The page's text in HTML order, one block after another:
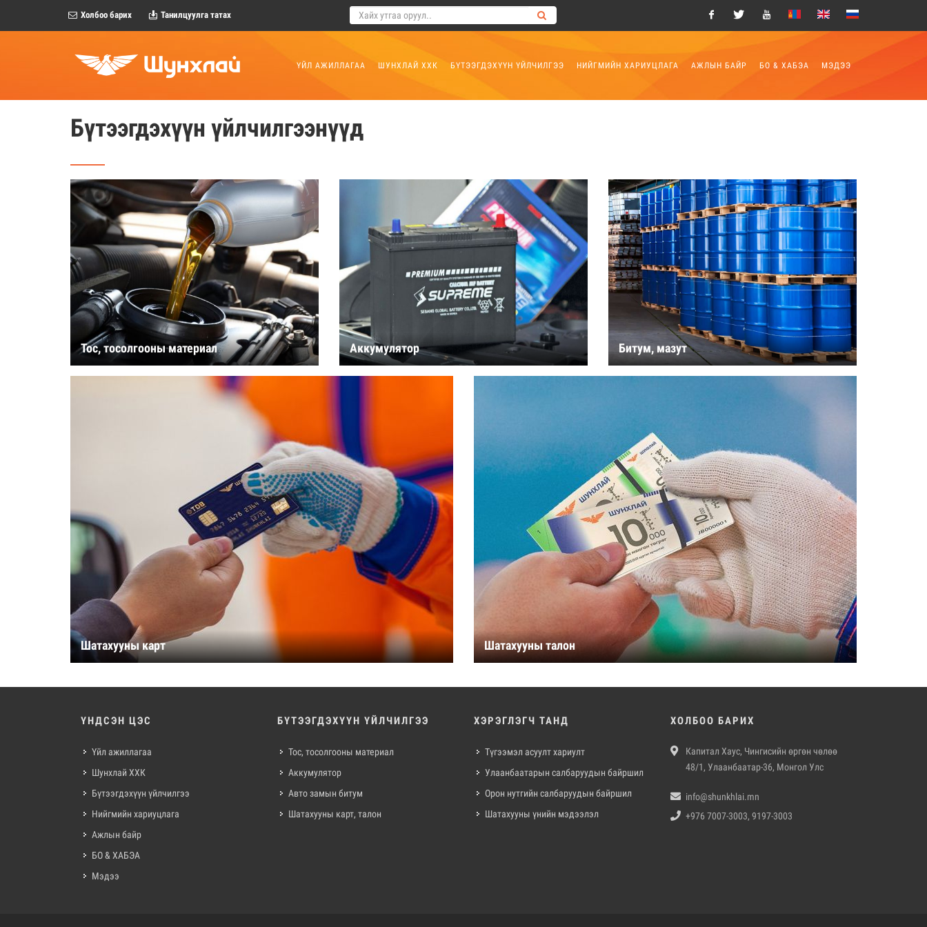
Холбоо барих Танилцуулга татах
ҮЙЛ АЖИЛЛАГАА ШУНХЛАЙ ХХК БҮТЭЭГДЭХҮҮН ҮЙЛЧИЛГЭЭ НИЙГМИЙН ХАРИУЦЛАГА АЖЛЫН БАЙР БО & ХАБЭА МЭДЭЭ
Бүтээгдэхүүн үйлчилгээнүүд
Тос, тосолгооны материал Аккумулятор Битум, мазут
Шатахууны карт Шатахууны талон
ҮНДСЭН ЦЭС
Үйл ажиллагаа
Шунхлай ХХК
Бүтээгдэхүүн үйлчилгээ
Нийгмийн хариуцлага
Ажлын байр
БО & ХАБЭА
Мэдээ
БҮТЭЭГДЭХҮҮН ҮЙЛЧИЛГЭЭ
Тос, тосолгооны материал
Аккумулятор
Авто замын битум
Шатахууны карт, талон
ХЭРЭГЛЭГЧ ТАНД
Түгээмэл асуулт хариулт
Улаанбаатарын салбаруудын байршил
Орон нутгийн салбаруудын байршил
Шатахууны үнийн мэдээлэл
ХОЛБОО БАРИХ
Капитал Хаус, Чингисийн өргөн чөлөө
48/1, Улаанбаатар-36, Монгол Улс
info@shunkhlai.mn
+976 7007-3003, 9197-3003